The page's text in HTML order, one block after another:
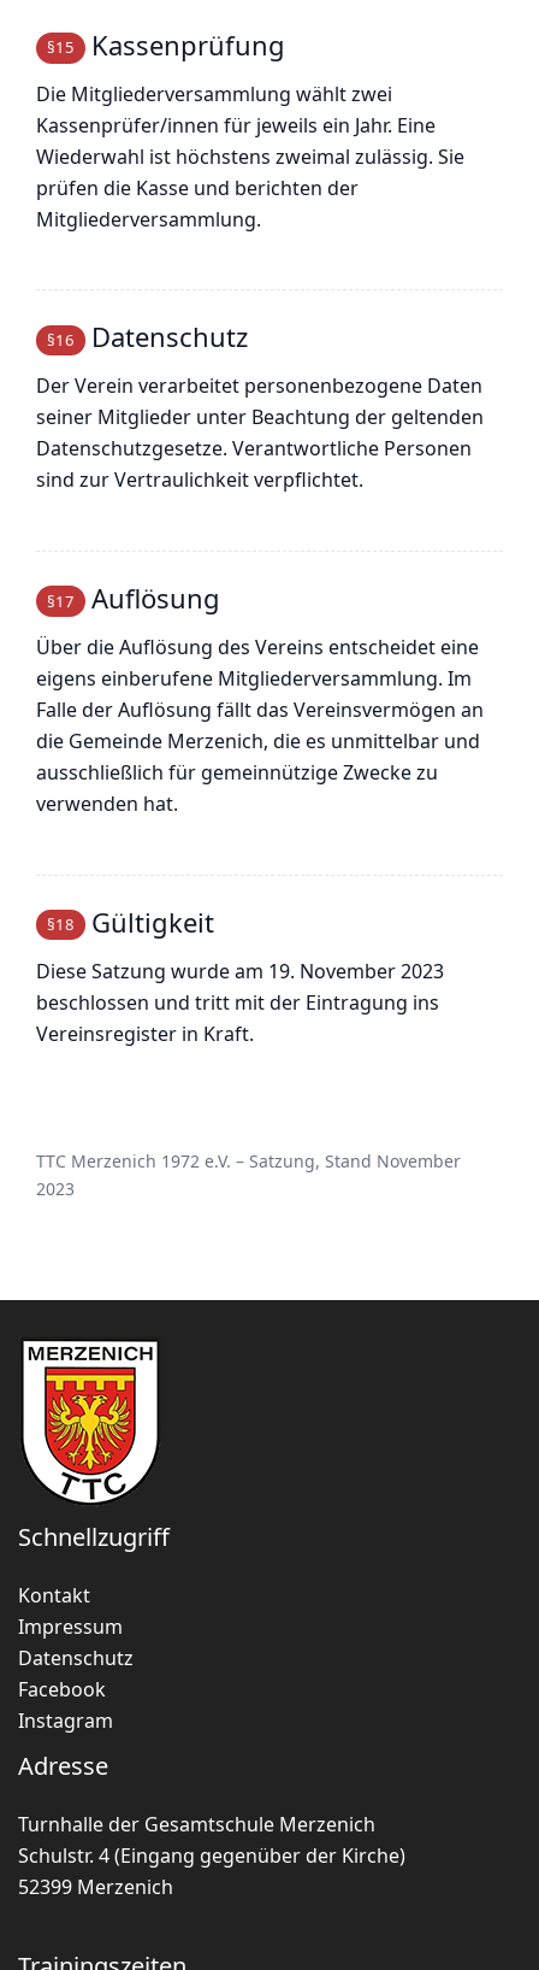
§15 Kassenprüfung
Die Mitgliederversammlung wählt zwei
Kassenprüfer/innen für jeweils ein Jahr. Eine
Wiederwahl ist höchstens zweimal zulässig. Sie
prüfen die Kasse und berichten der
Mitgliederversammlung.
§16 Datenschutz
Der Verein verarbeitet personenbezogene Daten
seiner Mitglieder unter Beachtung der geltenden
Datenschutzgesetze. Verantwortliche Personen
sind zur Vertraulichkeit verpflichtet.
§17 Auflösung
Über die Auflösung des Vereins entscheidet eine
eigens einberufene Mitgliederversammlung. Im
Falle der Auflösung fällt das Vereinsvermögen an
die Gemeinde Merzenich, die es unmittelbar und
ausschließlich für gemeinnützige Zwecke zu
verwenden hat.
§18 Gültigkeit
Diese Satzung wurde am 19. November 2023
beschlossen und tritt mit der Eintragung ins
Vereinsregister in Kraft.
TTC Merzenich 1972 e.V. – Satzung, Stand November
2023
Schnellzugriff
Kontakt
Impressum
Datenschutz
Facebook
Instagram
Adresse
Turnhalle der Gesamtschule Merzenich
Schulstr. 4 (Eingang gegenüber der Kirche)
52399 Merzenich